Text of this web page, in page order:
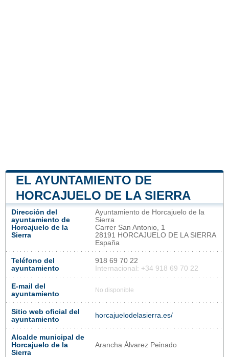
EL AYUNTAMIENTO DE
HORCAJUELO DE LA SIERRA
Dirección del
ayuntamiento de
Horcajuelo de la
Sierra
Ayuntamiento de Horcajuelo de la
Sierra
Carrer San Antonio, 1
28191 HORCAJUELO DE LA SIERRA
España
Teléfono del
ayuntamiento
918 69 70 22
Internacional: +34 918 69 70 22
E-mail del
ayuntamiento
No disponible
Sitio web oficial del
ayuntamiento
horcajuelodelasierra.es/
Alcalde municipal de
Horcajuelo de la
Sierra
Arancha Álvarez Peinado